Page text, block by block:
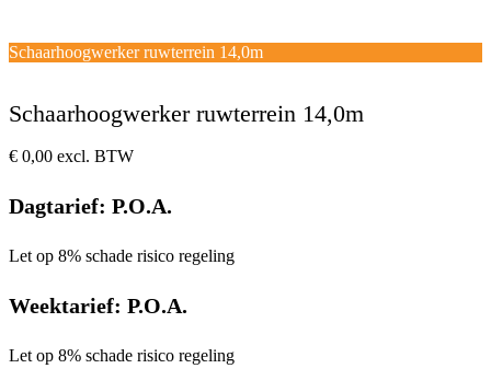
mobile
menu
mobile
menu
Winkelwagen
Schaarhoogwerker ruwterrein 14,0m
Schaarhoogwerker ruwterrein 14,0m
€ 0,00 excl. BTW
Dagtarief: P.O.A.
Let op 8% schade risico regeling
Weektarief: P.O.A.
Let op 8% schade risico regeling